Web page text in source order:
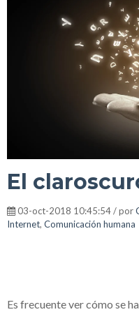
El
03-oct-2018 10:45:54 / por
Internet, Comunicación humana
Es frecuente ver cómo se